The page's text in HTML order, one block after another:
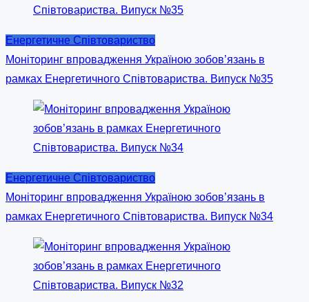
Енергетичне Співтовариство
Моніторинг впровадження Україною зобов’язань в
рамках Енергетичного Співтовариства. Випуск №35
Енергетичне Співтовариство
Моніторинг впровадження Україною зобов’язань в
рамках Енергетичного Співтовариства. Випуск №34